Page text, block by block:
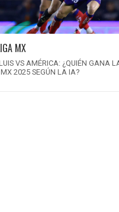
MX
VS AMÉRICA: ¿QUIÉN GANA
2025 SEGÚN LA IA?